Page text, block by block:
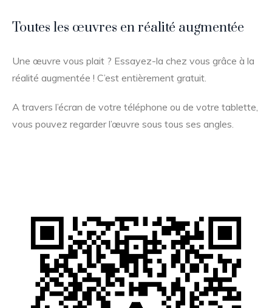
Toutes les œuvres en réalité augmentée
Une œuvre vous plait ? Essayez-la chez vous grâce à la
réalité augmentée ! C’est entièrement gratuit.
A travers l’écran de votre téléphone ou de votre tablette,
vous pouvez regarder l’œuvre sous tous ses angles.